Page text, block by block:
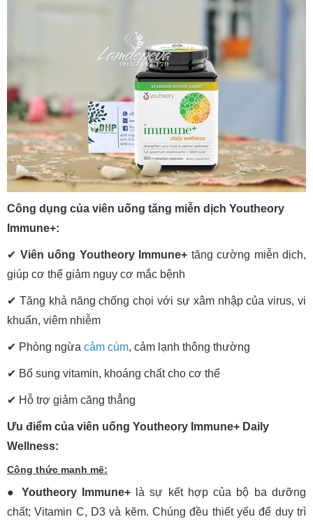
Công dụng của viên uống tăng miễn dịch Youtheory
Immune+:
✔ Viên uống Youtheory Immune+ tăng cường miễn dịch,
giúp cơ thể giảm nguy cơ mắc bệnh
✔ Tăng khả năng chống chọi với sự xâm nhập của virus, vi
khuẩn, viêm nhiễm
✔ Phòng ngừa cảm cúm, cảm lạnh thông thường
✔ Bổ sung vitamin, khoáng chất cho cơ thể
✔ Hỗ trợ giảm căng thẳng
Ưu điểm của viên uống Youtheory Immune+ Daily
Wellness:
Công thức mạnh mẽ:
● Youtheory Immune+là sự kết hợp của bộ ba dưỡng
chất; Vitamin C, D3 và kẽm. Chúng đều thiết yếu để duy trì